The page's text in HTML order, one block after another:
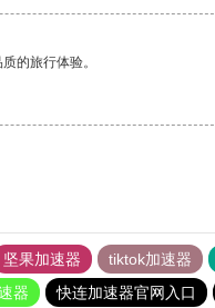
的旅行体验。
坚果加速器 tiktok加速器
器 快连加速器官网入口